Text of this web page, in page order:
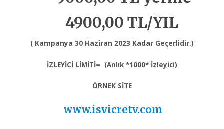
4900,00 TL/YIL
( Kampanya 30 Haziran 2023 Kadar Geçerlidir.)
İZLEYİCİ LİMİTİ= (Anlık *1000* İzleyici)
ÖRNEK SİTE
www.isvicretv.com